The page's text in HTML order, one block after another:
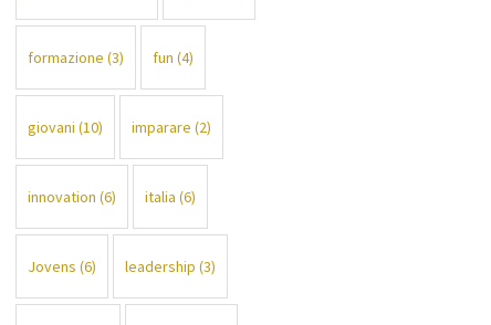
formazione (3) fun (4)
giovani (10) imparare (2)
innovation (6) italia (6)
Jovens (6) leadership (3)